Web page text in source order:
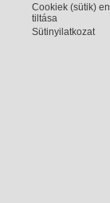
Cookiek (sütik)
tiltása
Sütinyilatkozat